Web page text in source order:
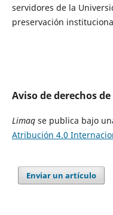
servidores de la
preservación
Aviso de derechos
Limaq se publica bajo
Atribución 4.0
Enviar un artículo